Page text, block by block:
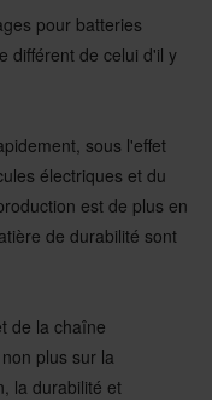
pour batteries
différent de celui d'il y
sous l'effet
électriques et du
est de plus en
de durabilité sont
de la chaîne
plus sur la
la durabilité et